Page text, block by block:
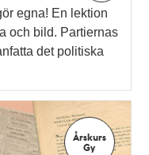
egna! En lektion
och bild. Partiernas
det politiska
Årskurs
Gy